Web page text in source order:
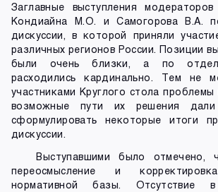
Заглавные выступления
Кондиайна М.О. и Самогорова В.А.
дискуссии, в которой приняли
различных регионов России. Позиции
были очень близки, а по
расходились кардинально. Тем не
участниками Круглого стола
возможные пути их решения
сформулировать некоторые итоги
дискуссии.
Выступавшими было отмечено,
переосмысление и
нормативной базы. Отсутствие